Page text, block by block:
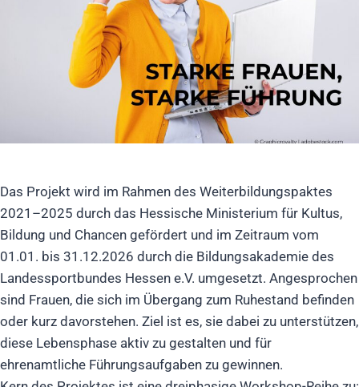
Das Projekt wird im Rahmen des Weiterbildungspaktes
2021–2025 durch das Hessische Ministerium für Kultus,
Bildung und Chancen gefördert und im Zeitraum vom
01.01. bis 31.12.2026 durch die Bildungsakademie des
Landessportbundes Hessen e.V. umgesetzt. Angesprochen
sind Frauen, die sich im Übergang zum Ruhestand befinden
oder kurz davorstehen. Ziel ist es, sie dabei zu unterstützen,
diese Lebensphase aktiv zu gestalten und für
ehrenamtliche Führungsaufgaben zu gewinnen.